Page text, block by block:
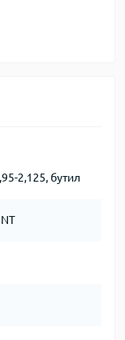
2,125, бутил